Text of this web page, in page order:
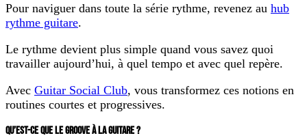
Pour naviguer dans toute la série rythme, revenez au hub
rythme guitare.
Le rythme devient plus simple quand vous savez quoi
travailler aujourd’hui, à quel tempo et avec quel repère.
Avec Guitar Social Club, vous transformez ces notions en
routines courtes et progressives.
QU’EST-CE QUE LE GROOVE À LA GUITARE ?